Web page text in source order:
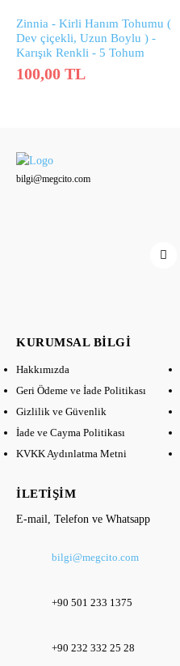
Zinnia - Kirli Hanım Tohumu (
Dev çiçekli, Uzun Boylu ) -
Karışık Renkli - 5 Tohum
100,00 TL
bilgi@megcito.com
KURUMSAL BILGI
Hakkımızda
Geri Ödeme ve İade Politikası
Gizlilik ve Güvenlik
İade ve Cayma Politikası
KVKK Aydınlatma Metni
İLETIŞIM
E-mail, Telefon ve Whatsapp
bilgi@megcito.com
+90 501 233 1375
+90 232 332 25 28